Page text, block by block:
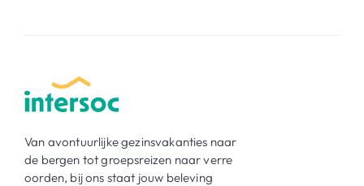
Van avontuurlijke gezinsvakanties naar
de bergen tot groepsreizen naar verre
oorden, bij ons staat jouw beleving